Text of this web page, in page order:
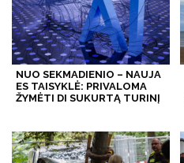
NUO SEKMADIENIO – NAUJA
ES TAISYKLĖ: PRIVALOMA
ŽYMĖTI DI SUKURTĄ TURINĮ